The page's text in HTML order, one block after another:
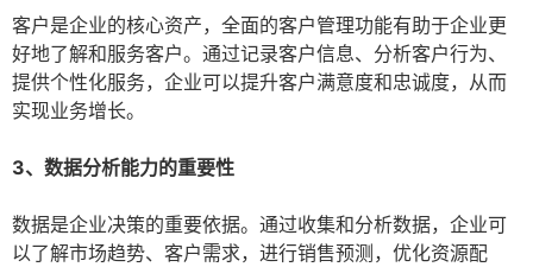
客户是企业的核心资产，全面的客户管理功能有助于企业更
好地了解和服务客户。通过记录客户信息、分析客户行为、
提供个性化服务，企业可以提升客户满意度和忠诚度，从而
实现业务增长。
3、数据分析能力的重要性
数据是企业决策的重要依据。通过收集和分析数据，企业可
以了解市场趋势、客户需求，进行销售预测，优化资源配